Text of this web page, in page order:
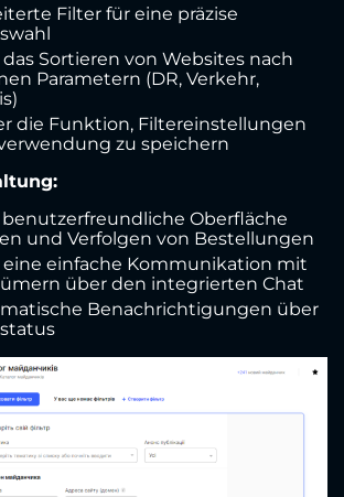
Filter für eine präzise
Sortieren von Websites nach
Parametern (DR, Verkehr,
die Funktion, Filtereinstellungen
zu speichern
Oberfläche
und Verfolgen von Bestellungen
einfache Kommunikation mit
über den integrierten Chat
Benachrichtigungen über